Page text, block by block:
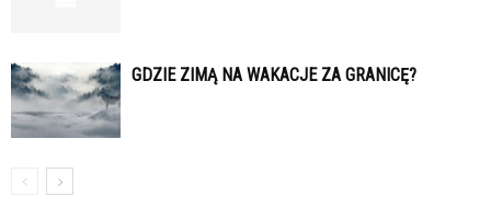
GDZIE ZIMĄ NA WAKACJE ZA GRANICĘ?